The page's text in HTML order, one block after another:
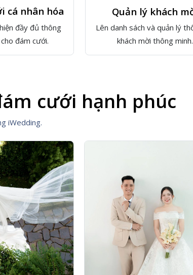
cá nhân hóa
đầy đủ thông
đám cưới.
Quản lý khách
Lên danh sách và quản lý
khách mời thông minh.
cưới hạnh phúc
iWedding.